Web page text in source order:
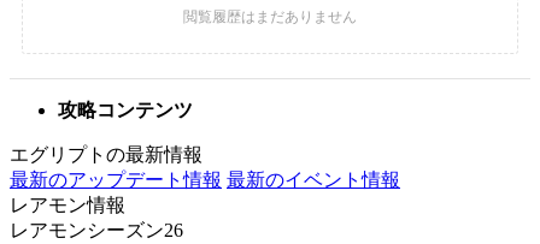
攻略コンテンツ
エグリプトの最新情報
最新のアップデート情報 最新のイベント情報
レアモン情報
レアモンシーズン26